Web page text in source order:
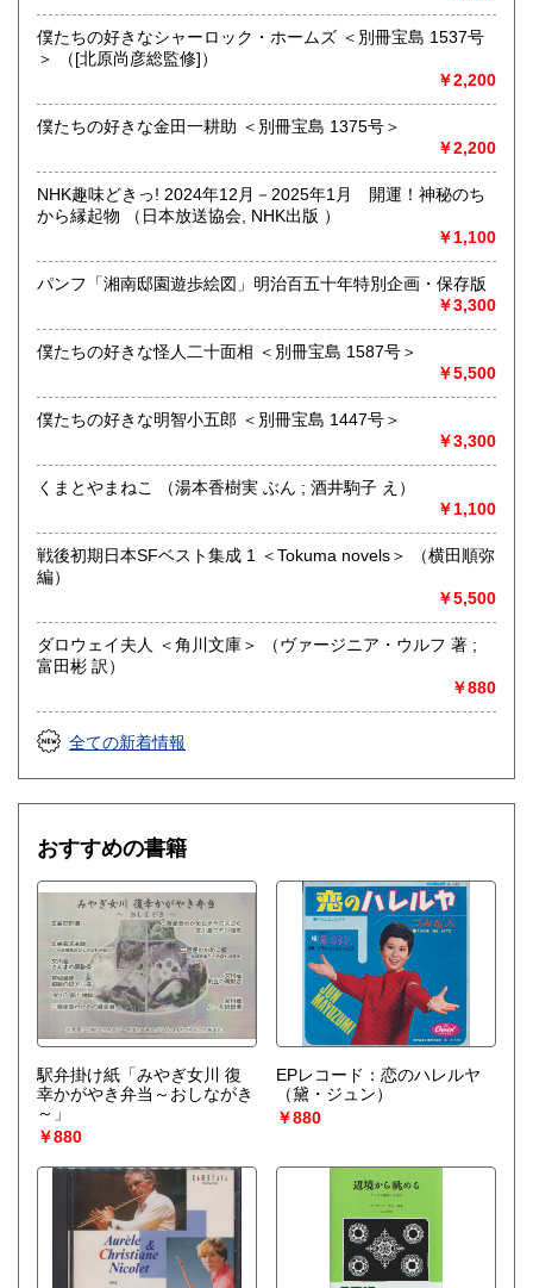
的「衣・食・住、アート、音楽、旅、 趣味、健康、文芸、経
済、社会、哲学、政治」 等の幅広いテーマを扱います。
「日本の古本屋」で販売している古本は、隣りの「文化磁場
油や」で一部展示販売も春～秋にしています、堀辰雄、立原
道造、加藤周一などのゆかりの土地柄です。信州にお越しの
沿線名：しなの鉄道
最寄駅：信濃追分駅
定休日：火・水曜日(夏季:毎日営業、冬季:天気次第)
◇近隣であれば書籍の買取をしています。少数であれば店へ
の持ち込み、あるいは量が多い場合はまずは電話などで相談
買取が出来る本とそうでない本があります、メール・電話等
取り扱い分野
哲学宗教、歴史、社会科学、美術工芸、外国文学、趣味、サ
ブカルチャー、古書一般（その他）
僕たちの好きなシャーロック・ホームズ ＜別冊宝島 1537号
＞ （[北原尚彦総監修]）
￥2,200
僕たちの好きな金田一耕助 ＜別冊宝島 1375号＞
￥2,200
NHK趣味どきっ! 2024年12月－2025年1月 開運！神秘のち
から縁起物 （日本放送協会, NHK出版 ）
￥1,100
パンフ「湘南邸園遊歩絵図」明治百五十年特別企画・保存版
￥3,300
僕たちの好きな怪人二十面相 ＜別冊宝島 1587号＞
￥5,500
僕たちの好きな明智小五郎 ＜別冊宝島 1447号＞
￥3,300
くまとやまねこ （湯本香樹実 ぶん ; 酒井駒子 え）
￥1,100
戦後初期日本SFベスト集成 1 ＜Tokuma novels＞ （横田順弥
編）
￥5,500
ダロウェイ夫人 ＜角川文庫＞ （ヴァージニア・ウルフ 著 ;
富田彬 訳）
￥880
全ての新着情報
おすすめの書籍
駅弁掛け紙「みやぎ女川 復
幸かがやき弁当～おしながき
～」
￥880
EPレコード：恋のハレルヤ
（黛・ジュン）
￥880